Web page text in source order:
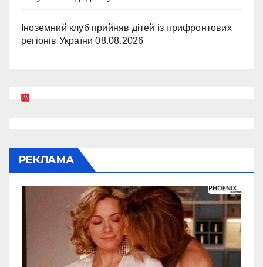
Іноземний клуб прийняв дітей із прифронтових
регіонів України 08.08.2026
РЕКЛАМА